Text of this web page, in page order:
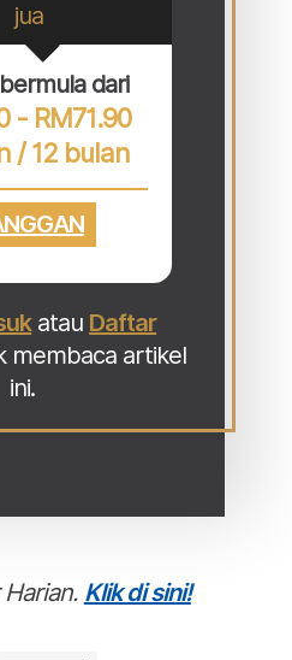
jua
dari
- RM71.90
/ 12 bulan
atau Daftar
membaca artikel
ini.
Klik di sini!